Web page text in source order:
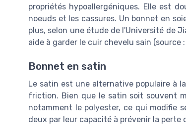
propriétés hypoallergéniques. Elle est
noeuds et les cassures. Un bonnet en
plus, selon une étude de l'Université de
aide à garder le cuir chevelu sain (source :
Bonnet en satin
Le satin est une alternative populaire à
friction. Bien que le satin soit souvent
notamment le polyester, ce qui modifie
deux par leur capacité à prévenir la